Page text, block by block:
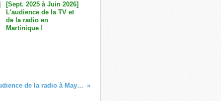
[Sept. 2025 à Juin 2026]
L'audience de la TV et
de la radio en
Martinique !
L'audience de la radio à Mayotte (Oct. 2020)